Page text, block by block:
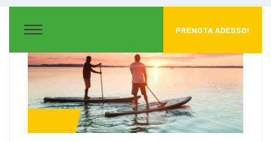
PRENOTA ADESSO!